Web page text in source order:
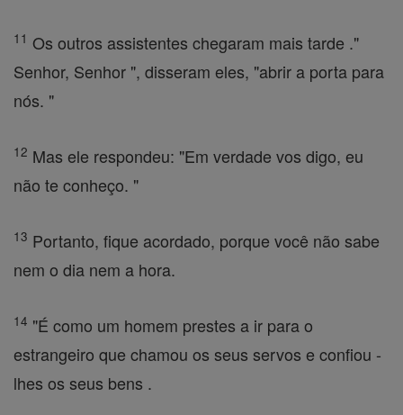
11 Os outros assistentes chegaram mais tarde ."
Senhor, Senhor ", disseram eles, "abrir a porta para
nós. "
12 Mas ele respondeu: "Em verdade vos digo, eu
não te conheço. "
13 Portanto, fique acordado, porque você não sabe
nem o dia nem a hora.
14 "É como um homem prestes a ir para o
estrangeiro que chamou os seus servos e confiou -
lhes os seus bens .